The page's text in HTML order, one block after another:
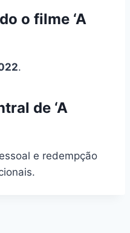
o filme ‘A
.
de ‘A
e redempção